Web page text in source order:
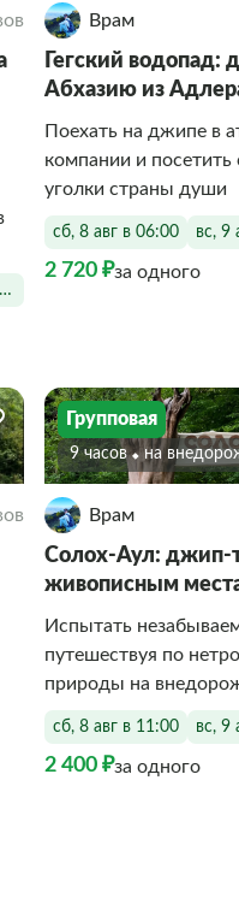
до 20:00
Врам
Гегский водопад:
Абхазию из
Поехать на джипе в
компании и
уголки страны души
сб, 8 авг в 06:00 вс, 9
2 720 ₽за одного
Групповая
9 часов На
Врам
Солох-Аул: джип-
живописным
Испытать
путешествуя по
природы на
сб, 8 авг в 11:00 вс, 9
2 400 ₽за одного